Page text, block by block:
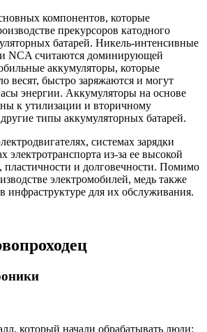
компонентов, которые
прекурсоров катодного
батарей. Никель-интенсивные
NCA считаются доминирующей
аккумуляторы, которые
весят, быстро заряжаются и могут
энергии. Аккумуляторы на основе
к утилизации и вторичному
типы аккумуляторных батарей.
системах зарядки
электротранспорта из-за ее высокой
пластичности и долговечности. Помимо
электромобилей, медь также
инфраструктуре для их обслуживания.
который начали обрабатывать люди: